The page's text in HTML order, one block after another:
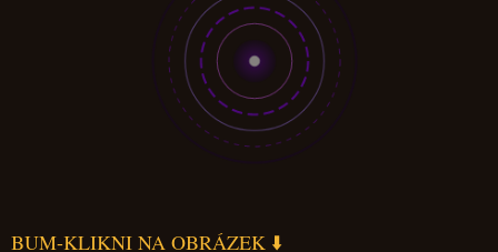
BUM-KLIKNI NA OBRÁZEK ⬇️